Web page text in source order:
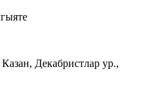
Декабристлар ур.,